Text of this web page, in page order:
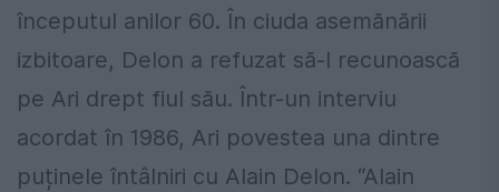
începutul anilor 60. În ciuda asemănării
izbitoare, Delon a refuzat să-l recunoască
pe Ari drept fiul său. Într-un interviu
acordat în 1986, Ari povestea una dintre
puținele întâlniri cu Alain Delon. “Alain